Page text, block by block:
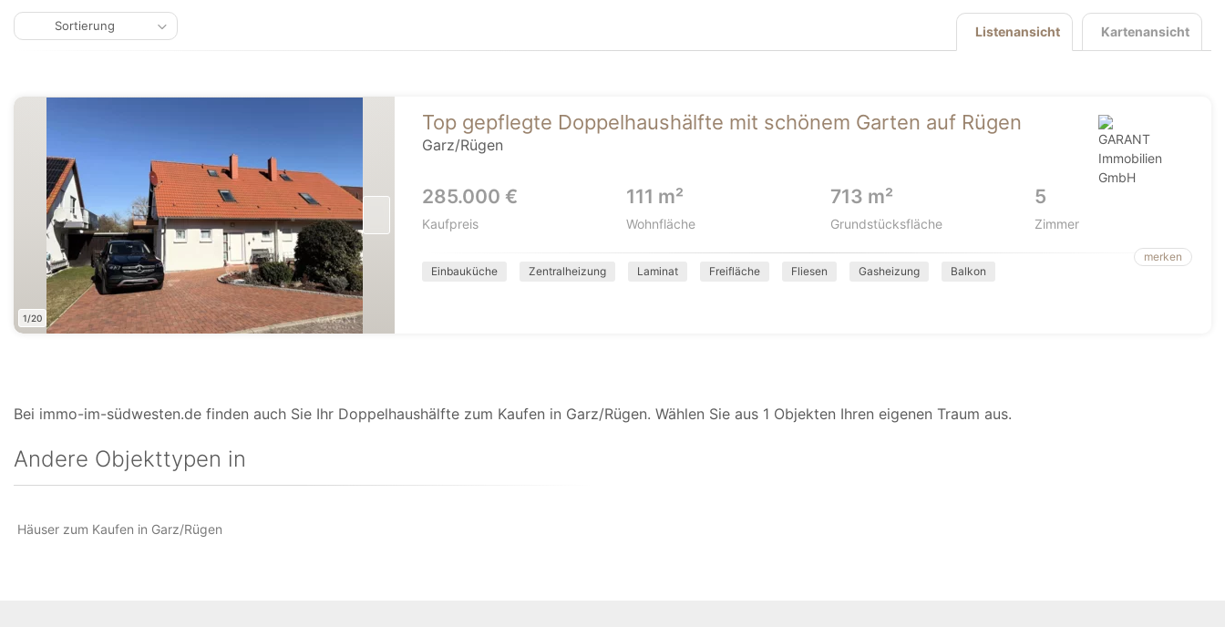
Sortierung Kartenansicht
Listenansicht
1/20
Top gepflegte Doppelhaushälfte mit schönem Garten auf Rügen
Garz/Rügen
285.000 €
Kaufpreis
111 m²
Wohnfläche
713 m²
Grundstücksfläche
5
Zimmer
merken
Einbauküche
Zentralheizung Laminat Freifläche Fliesen Gasheizung Balkon
Bei immo-im-südwesten.de finden auch Sie Ihr Doppelhaushälfte zum Kaufen in Garz/Rügen. Wählen Sie aus 1 Objekten Ihren eigenen Traum aus.
Andere Objekttypen in
Häuser zum Kaufen in Garz/Rügen